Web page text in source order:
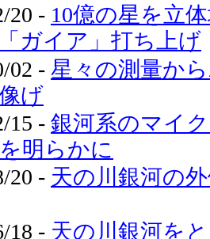
20 - 10億の星を立
ガイア」打ち上げ
02 - 星々の測量か
げ
15 - 銀河系のマイ
明らかに
20 - 天の川銀河の
18 - 天の川銀河を